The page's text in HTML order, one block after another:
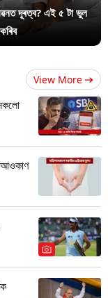
দূৰত্ব? এই ৫ টা ভুল
View More
আওকাণ